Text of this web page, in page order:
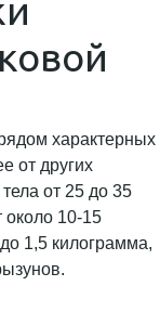
характерных
от других
от 25 до 35
около 10-15
1,5 килограмма,